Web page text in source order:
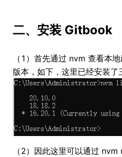
二、安装 Gitbook
（1）首先通过 nvm 查看本
版本，如下，这里已经安装了
（2）因此这里可以通过